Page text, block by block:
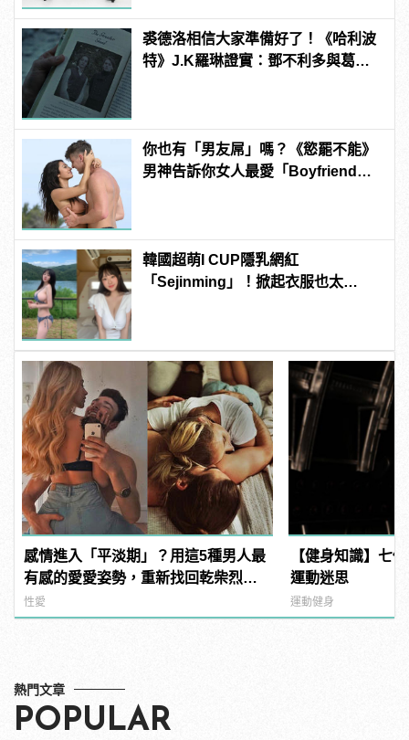
裘德洛相信大家準備好了！《哈利波
特》J.K羅琳證實：鄧不利多與葛林
你也有「男友屌」嗎？《慾罷不能》
男神告訴你女人最愛「Boyfriend
韓國超萌I CUP隱乳網紅
「Sejinming」！掀起衣服也太
感情進入「平淡期」？用這5種男人最
有感的愛愛姿勢，重新找回乾柴烈火
的熱情
性愛
【健身知識】七
運動迷思
運動健身
熱門文章
POPULAR